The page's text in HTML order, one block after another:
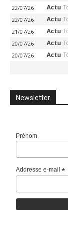
22/07/26 Actu
22/07/26 Actu
21/07/26 Actu
20/07/26 Actu
20/07/26 Actu
Newsletter
Prénom
Addresse e-mail*